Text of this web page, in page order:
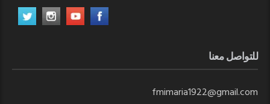
للتواصل معنا
fmimaria1922@gmail.com